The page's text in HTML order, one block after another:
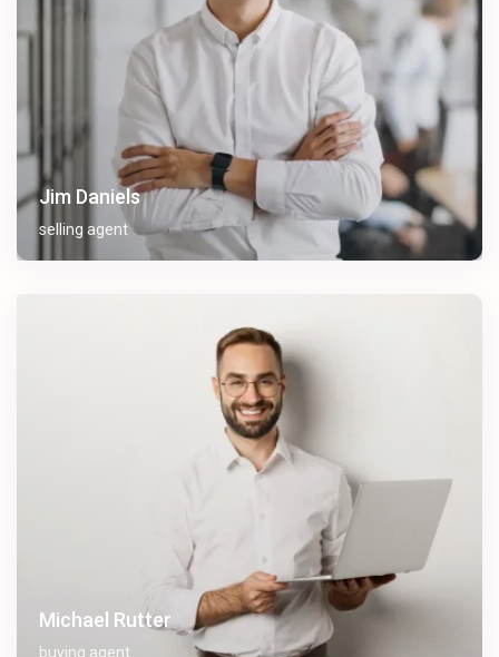
Jim Daniels
selling agent
Michael Rutter
buying agent